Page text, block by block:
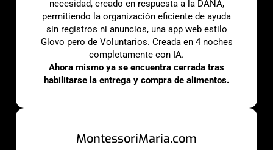
necesidad, creado en respuesta a la DANA,
permitiendo la organización eficiente de ayuda
sin registros ni anuncios, una app web estilo
Glovo pero de Voluntarios. Creada en 4 noches
completamente con IA.
Ahora mismo ya se encuentra cerrada tras
habilitarse la entrega y compra de alimentos.
MontessoriMaria.com